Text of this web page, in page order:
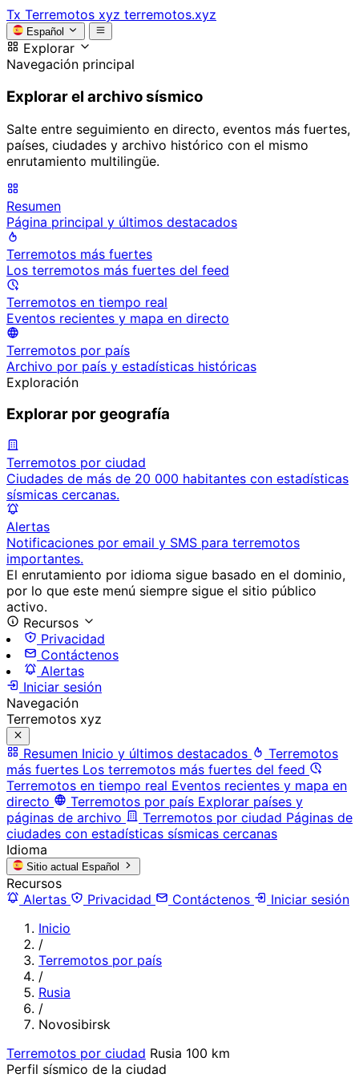
Tx Terremotos xyz terremotos.xyz
Español
Explorar
Navegación principal
Explorar el archivo sísmico
Salte entre seguimiento en directo, eventos más fuertes,
países, ciudades y archivo histórico con el mismo
enrutamiento multilingüe.
Resumen
Página principal y últimos destacados
Terremotos más fuertes
Los terremotos más fuertes del feed
Terremotos en tiempo real
Eventos recientes y mapa en directo
Terremotos por país
Archivo por país y estadísticas históricas
Exploración
Explorar por geografía
Terremotos por ciudad
Ciudades de más de 20 000 habitantes con estadísticas
sísmicas cercanas.
Alertas
Notificaciones por email y SMS para terremotos
importantes.
El enrutamiento por idioma sigue basado en el dominio,
por lo que este menú siempre sigue el sitio público
activo.
Recursos
Privacidad
Contáctenos
Alertas
Iniciar sesión
Navegación
Terremotos xyz
Resumen Inicio y últimos destacados
Terremotos
más fuertes Los terremotos más fuertes del feed
Terremotos en tiempo real Eventos recientes y mapa en
directo
Terremotos por país Explorar países y
páginas de archivo
Terremotos por ciudad Páginas de
ciudades con estadísticas sísmicas cercanas
Idioma
Sitio actual Español
Recursos
Alertas
Privacidad Contáctenos
Iniciar sesión
Inicio
/
Terremotos por país
/
Rusia
/
Novosibirsk
Terremotos por ciudad Rusia 100 km
Perfil sísmico de la ciudad